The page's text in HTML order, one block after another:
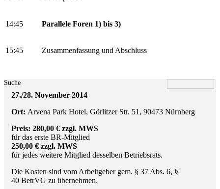
14:45 Parallele Foren 1) bis 3)
15:45 Zusammenfassung und Abschluss
Suche
27./28. November 2014
Ort: Arvena Park Hotel, Görlitzer Str. 51, 90473 Nürnberg
Preis: 280,00 € zzgl. MWS
für das erste BR-Mitglied
250,00 € zzgl. MWS
für jedes weitere Mitglied desselben Betriebsrats.
Die Kosten sind vom Arbeitgeber gem. § 37 Abs. 6, §
40 BetrVG zu übernehmen.